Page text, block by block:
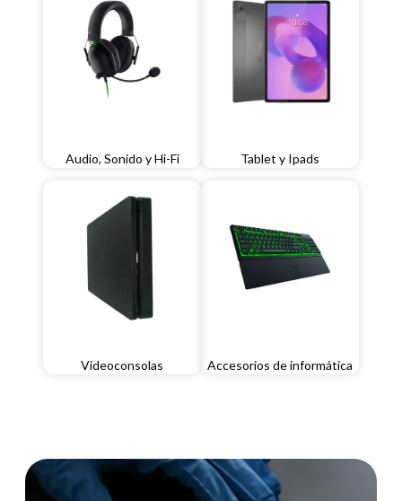
Audio, Sonido y Hi-Fi Tablet y Ipads
Videoconsolas Accesorios de informática